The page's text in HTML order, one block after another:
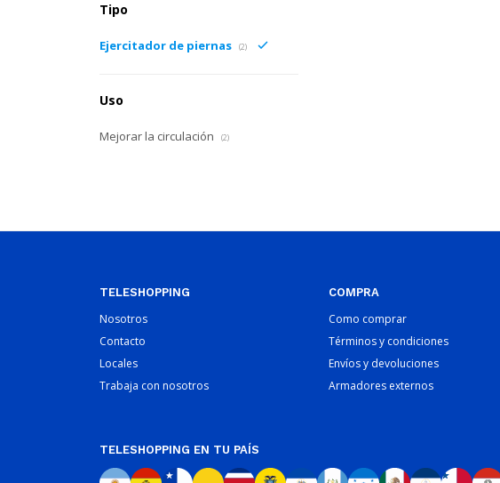
Tipo
Ejercitador de piernas (2)
Uso
Mejorar la circulación (2)
TELESHOPPING
Nosotros
Contacto
Locales
Trabaja con nosotros
COMPRA
Como comprar
Términos y condiciones
Envíos y devoluciones
Armadores externos
TELESHOPPING EN TU PAÍS